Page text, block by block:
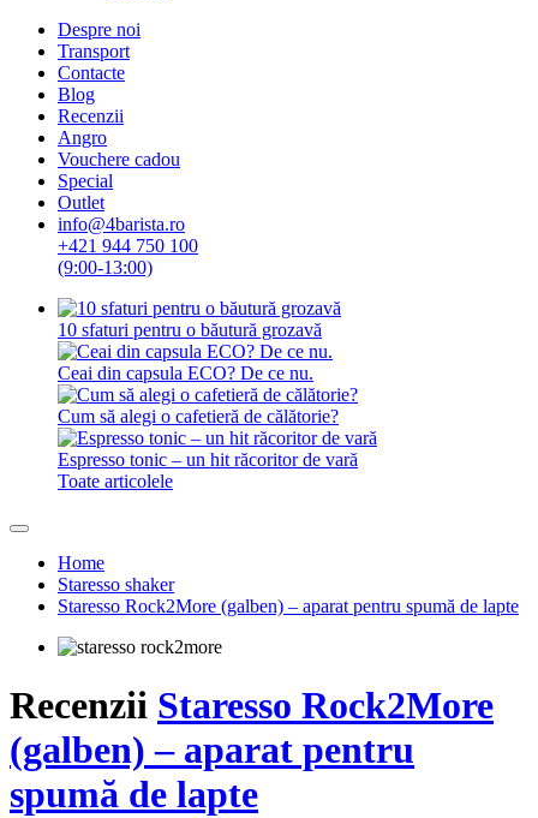
Despre noi
Transport
Contacte
Blog
Recenzii
Angro
Vouchere cadou
Special
Outlet
info@4barista.ro
+421 944 750 100
(9:00-13:00)
10 sfaturi pentru o băutură grozavă
Ceai din capsula ECO? De ce nu.
Cum să alegi o cafetieră de călătorie?
Espresso tonic – un hit răcoritor de vară
Toate articolele
Home
Staresso shaker
Staresso Rock2More (galben) – aparat pentru spumă de lapte
Recenzii Staresso Rock2More
(galben) – aparat pentru
spumă de lapte